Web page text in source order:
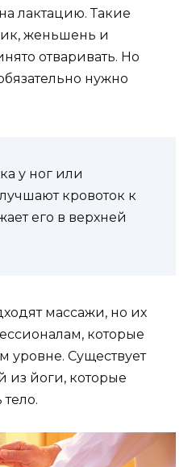
лактацию. Такие
женьшень и
отваривать. Но
нужно
у ног или
кровоток к
его в верхней
массажи, но их
которые
уровне. Существует
из йоги, которые